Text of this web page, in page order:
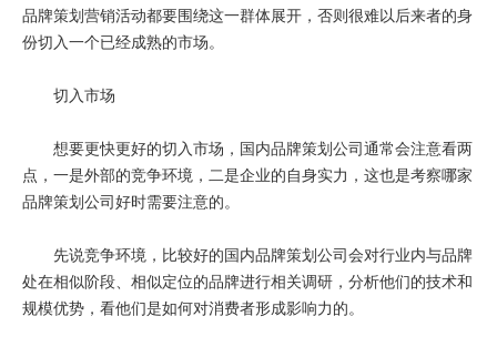
品牌策划营销活动都要围绕这一群体展开，否则很难以后来者的身
份切入一个已经成熟的市场。
切入市场
想要更快更好的切入市场，国内品牌策划公司通常会注意看两
点，一是外部的竞争环境，二是企业的自身实力，这也是考察哪家
品牌策划公司好时需要注意的。
先说竞争环境，比较好的国内品牌策划公司会对行业内与品牌
处在相似阶段、相似定位的品牌进行相关调研，分析他们的技术和
规模优势，看他们是如何对消费者形成影响力的。